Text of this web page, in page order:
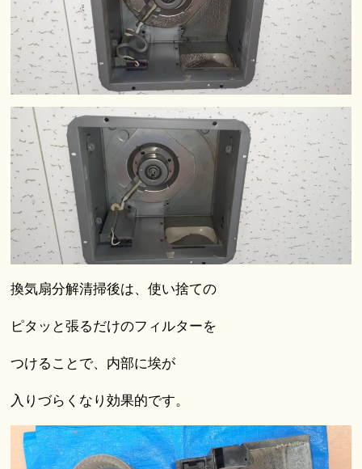
換気扇分解清掃後は、使い捨ての
ピタッと張るだけのフィルターを
つけることで、内部に埃が
入りづらくなり効果的です。